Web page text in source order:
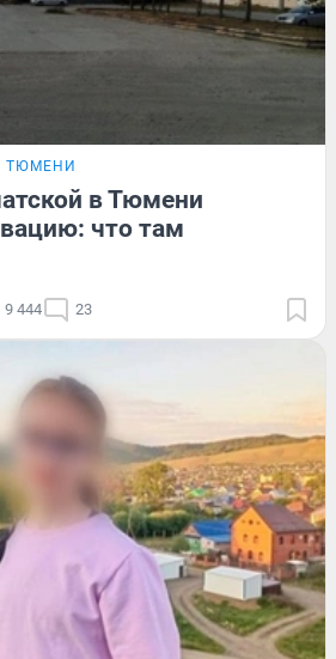
ТЮМЕНИ
в Тюмени
что там
9 444 23